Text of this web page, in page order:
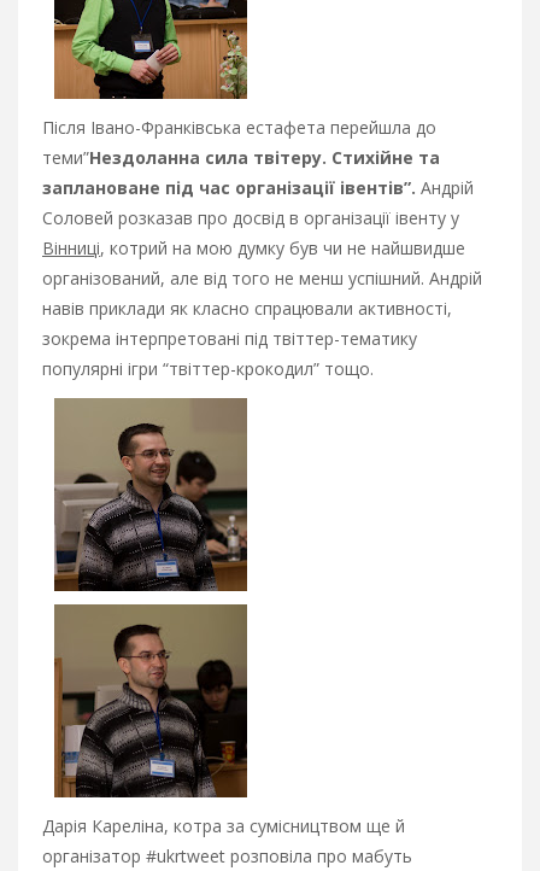
Після Івано-Франківська естафета перейшла до
теми”Нездоланна сила твітеру. Стихійне та
заплановане під час організації івентів”. Андрій
Соловей розказав про досвід в організації івенту у
Вінниці, котрий на мою думку був чи не найшвидше
організований, але від того не менш успішний. Андрій
навів приклади як класно спрацювали активності,
зокрема інтерпретовані під твіттер-тематику
популярні ігри “твіттер-крокодил” тощо.
Дарія Кареліна, котра за сумісництвом ще й
організатор #ukrtweet розповіла про мабуть